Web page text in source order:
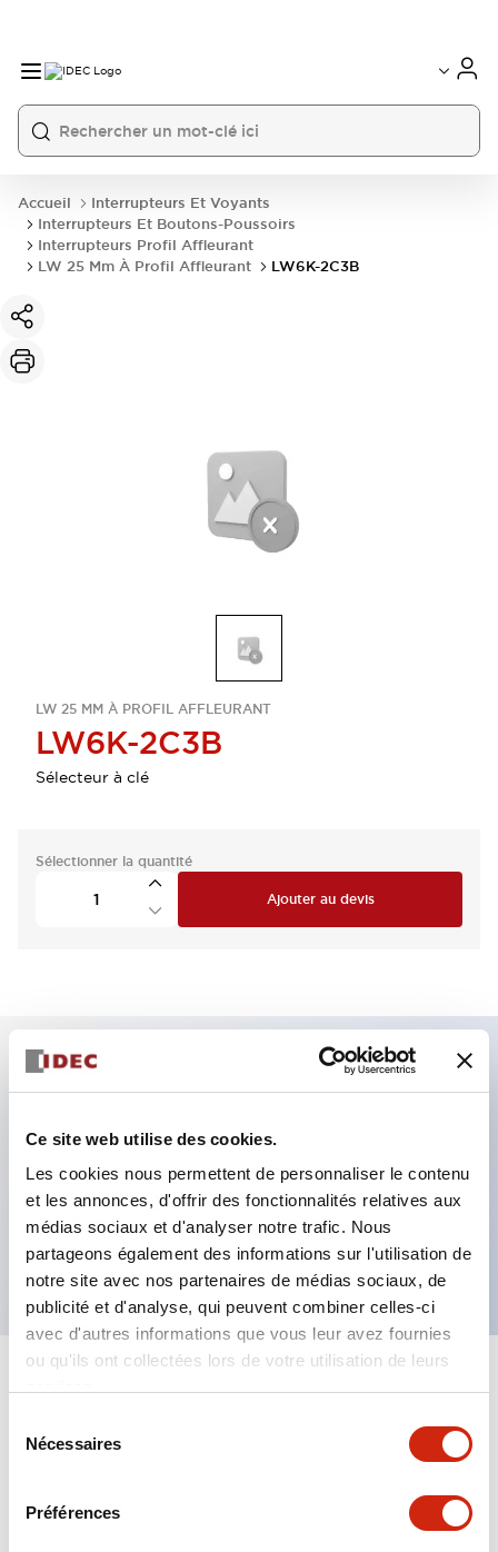
Ce site web utilise des cookies.
Les cookies nous permettent de personnaliser le contenu
et les annonces, d'offrir des fonctionnalités relatives aux
médias sociaux et d'analyser notre trafic. Nous
partageons également des informations sur l'utilisation de
notre site avec nos partenaires de médias sociaux, de
publicité et d'analyse, qui peuvent combiner celles-ci
avec d'autres informations que vous leur avez fournies
ou qu'ils ont collectées lors de votre utilisation de leurs
Nécessaires
Préférences
Accueil
Interrupteurs Et Voyants
Interrupteurs Et Boutons-Poussoirs
Interrupteurs Profil Affleurant
LW 25 Mm À Profil Affleurant
LW6K-2C3B
LW 25 MM À PROFIL AFFLEURANT
LW6K-2C3B
Sélecteur à clé
Sélectionner la quantité
Ajouter au devis
Caractéristiques clés
Fixation par regroupement possible
Le commutateur sélecteur avec clé adopte une
structure à goupille à cylindre haute sécurité
La structure de protection est IP65 (IEC60529)
Spécifications Tout développer+
Aesthetic Specifications